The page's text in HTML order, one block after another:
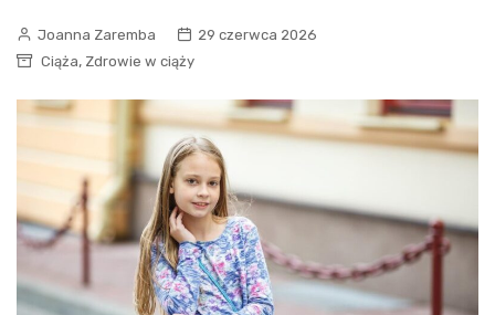
Joanna Zaremba
29 czerwca 2026
Ciąża, Zdrowie w ciąży